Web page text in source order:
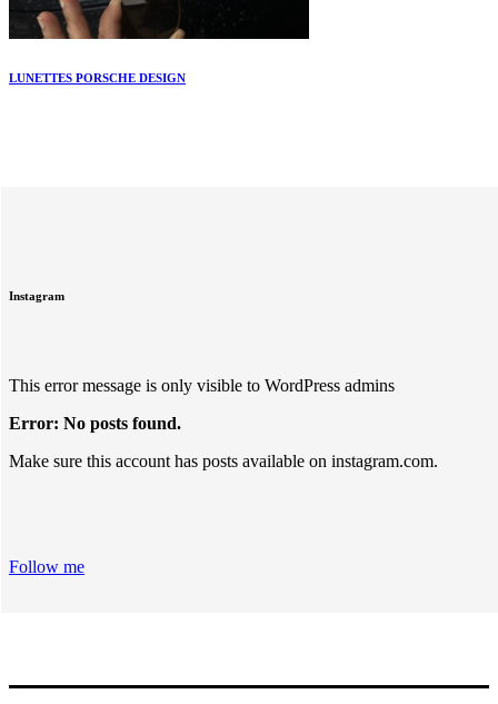
LUNETTES PORSCHE DESIGN
Instagram
This error message is only visible to WordPress admins
Error: No posts found.
Make sure this account has posts available on instagram.com.
Follow me